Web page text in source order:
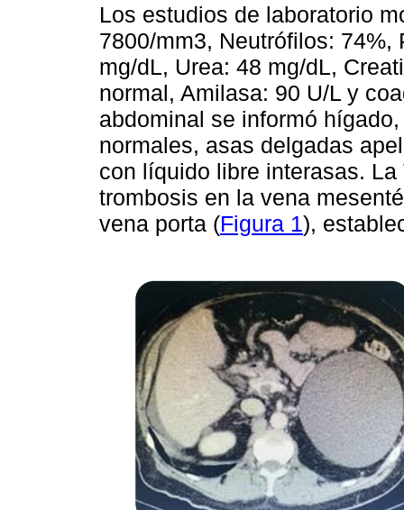
Los estudios de laboratorio
7800/mm3, Neutrófilos:
mg/dL, Urea: 48 mg/dL,
normal, Amilasa: 90 U/L y
abdominal se informó
normales, asas delgadas
con líquido libre interasas.
trombosis en la vena
vena porta (Figura 1),